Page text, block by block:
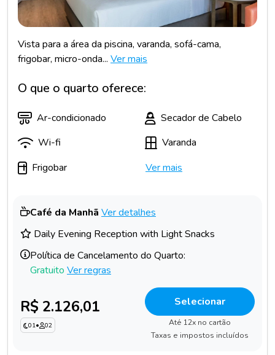
Vista para a área da piscina, varanda, sofá-cama,
frigobar, micro-onda... Ver mais
O que o quarto oferece:
Ar-condicionado
Secador de Cabelo
Wi-fi
Varanda
Frigobar
Ver mais
Café da Manhã Ver detalhes
Daily Evening Reception with Light Snacks
Política de Cancelamento do Quarto:
Gratuito Ver regras
R$ 2.126,01
01• 02
Selecionar
Até 12x no cartão
Taxas e impostos incluídos